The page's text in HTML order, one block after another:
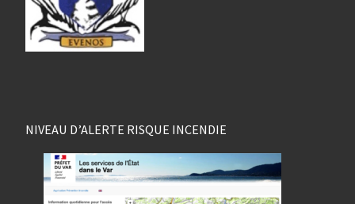
NIVEAU D’ALERTE RISQUE INCENDIE